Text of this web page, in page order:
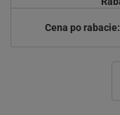
Cena po rabacie: